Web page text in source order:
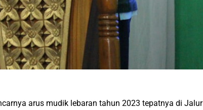
arus mudik lebaran tahun 2023 tepatnya di Jalur